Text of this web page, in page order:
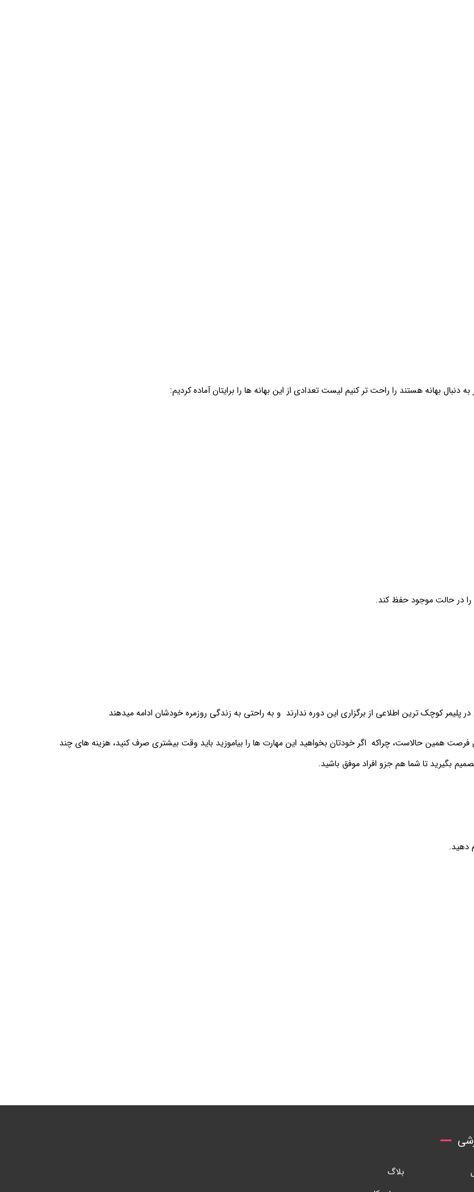
دنبال بهانه هستند را راحت تر کنیم لیست تعدادی از این بهانه ها را برایتان آماده کردیم:
را در حالت موجود حفظ کند.
پلیمر کوچک ترین اطلاعی از برگزاری این دوره ندارند و به راحتی به زندگی روزمره خودشان ادامه میدهند
فرصت همین حالاست، چراکه اگر خودتان بخواهید این مهارت ها را بیاموزید باید وقت بیشتری صرف کنید، هزینه های چند
بگیرید تا شما هم جزو افراد موفق باشید.
بلاگ